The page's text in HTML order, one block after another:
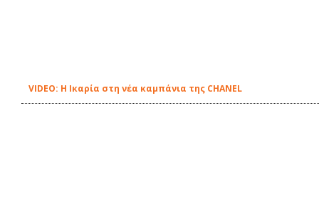
VIDEO: Η Ικαρία στη νέα καμπάνια της CHANEL